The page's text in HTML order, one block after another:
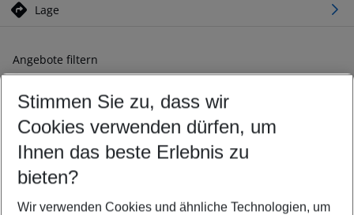
Lage
Angebote filtern
Ändern Sie Ihre Kriterien nach Ihren Wünschen
Abflughafen wählen
Beliebiger Abflughafen
Reisezeitraum wählen
09.08.26– 07.08.27 5-8 Nächte
2 Erwachsene Keine Kinder
Stimmen Sie zu, dass wir
Cookies verwenden dürfen, um
Ihnen das beste Erlebnis zu
bieten?
Wir verwenden Cookies und ähnliche Technologien, um